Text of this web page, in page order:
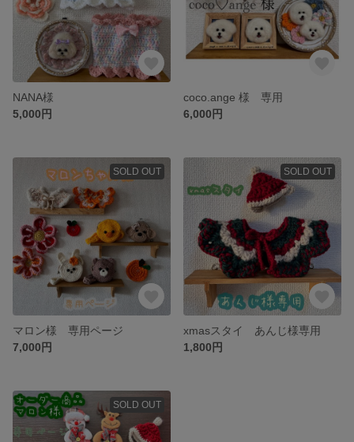
NANA様
5,000円
coco.ange 様 専用
6,000円
SOLD OUT
マロン様 専用ページ
7,000円
SOLD OUT
xmasスタイ あんじ様専用
1,800円
SOLD OUT